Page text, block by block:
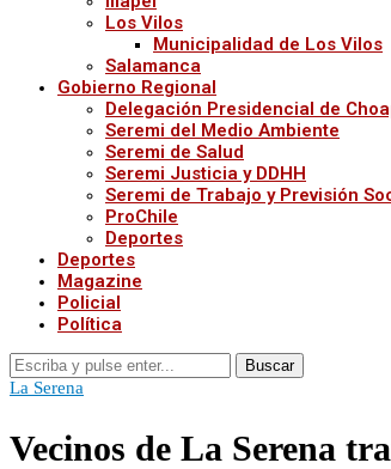
Los Vilos
Municipalidad de Los Vilos
Salamanca
Gobierno Regional
Delegación Presidencial de
Seremi del Medio Ambiente
Seremi de Salud
Seremi Justicia y DDHH
Seremi de Trabajo y Previsión
ProChile
Deportes
Deportes
Magazine
Policial
Política
Buscar
La Serena
Vecinos de La Serena